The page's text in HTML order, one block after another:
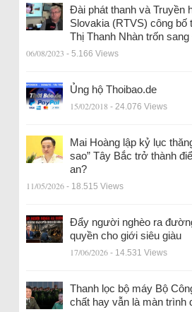
Đài phát thanh và Truyền
Slovakia (RTVS) công bố
Thị Thanh Nhàn trốn
06/08/2023 - 5.166 Views
Ủng hộ Thoibao.de
15/02/2018 - 24.076 Views
Mai Hoàng lập kỷ lục
sao” Tây Bắc trở thành
an?
11/05/2026 - 18.515 Views
Đẩy người nghèo ra
quyền cho giới siêu giàu
17/06/2026 - 14.531 Views
Thanh lọc bộ máy Bộ
chất hay vẫn là màn trình